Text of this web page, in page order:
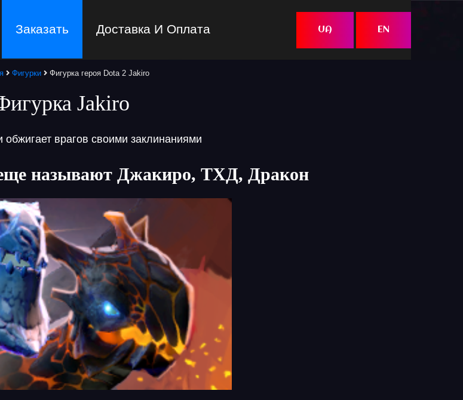
Заказать Доставка И Оплата UA EN
Фигурки Фигурка героя Dota 2 Jakiro
Jakiro
врагов своими заклинаниями
называют Джакиро, ТХД, Дракон